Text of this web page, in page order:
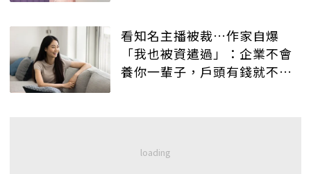
看知名主播被裁…作家自爆
「我也被資遣過」：企業不會
養你一輩子，戶頭有錢就不悲